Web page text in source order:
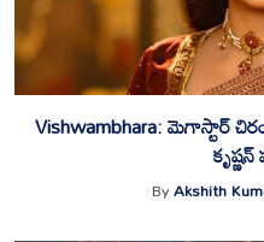
Vishwambhara: మెగాస్టార్
ByAkshith